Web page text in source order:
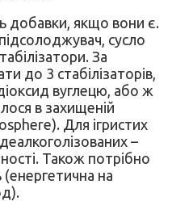
добавки, якщо вони є.
сусло
За
до 3 стабілізаторів,
вуглецю, або ж
в захищеній
Для ігристих
–
Також потрібно
(енергетична на